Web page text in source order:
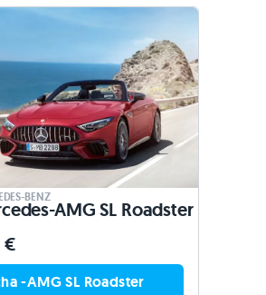
BENZ
AMG SL Roadster
€
-AMG SL Roadster